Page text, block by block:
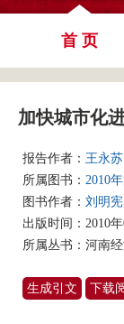
首 页
加快城市化
报告作者： 王永苏
所属图书： 2010
图书作者： 刘明宪
出版时间：2010年
所属丛书： 河南
生成引文 下载